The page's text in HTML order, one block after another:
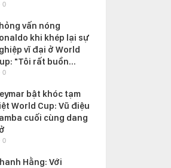
0
vấn nóng
khi khép lại sự
vĩ đại ở World
"Tôi rất buồn...
0
bật khóc tạm
World Cup: Vũ điệu
cuối cùng dang
0
Hằng: Với